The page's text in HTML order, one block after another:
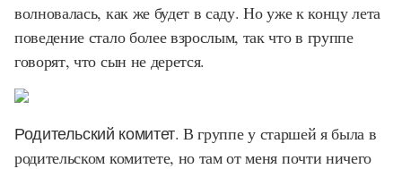
волновалась, как же будет в саду. Но уже к концу лета
поведение стало более взрослым, так что в группе
говорят, что сын не дерется.
Родительский комитет.В группе у старшей я была в
родительском комитете, но там от меня почти ничего